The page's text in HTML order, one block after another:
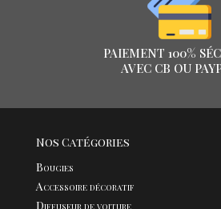
PAIEMENT 100%
AVEC CB OU
Nos Catégories
Bougies
Accessoire décoratif
Diffuseur de voiture